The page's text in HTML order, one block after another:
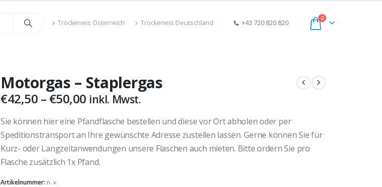
Trockeneis Österreich Trockeneis Deutschland +43 720 820 820
0
Motorgas – Staplergas
€42,50 – €50,00Preisspanne:
bis
€50,00
inkl. Mwst.
Sie können hier eine Pfandflasche bestellen und diese vor Ort abholen oder per
Speditionstransport an Ihre gewünschte Adresse zustellen lassen. Gerne können Sie für
Kurz- oder Langzeitanwendungen unsere Flaschen auch mieten. Bitte ordern Sie pro
Flasche zusätzlich 1x Pfand.
Artikelnummer: n. v.